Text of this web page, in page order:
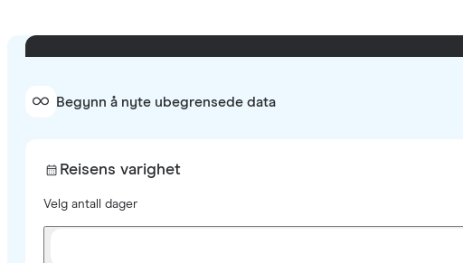
Begynn å nyte ubegrensede data
Reisens varighet
Velg antall dager